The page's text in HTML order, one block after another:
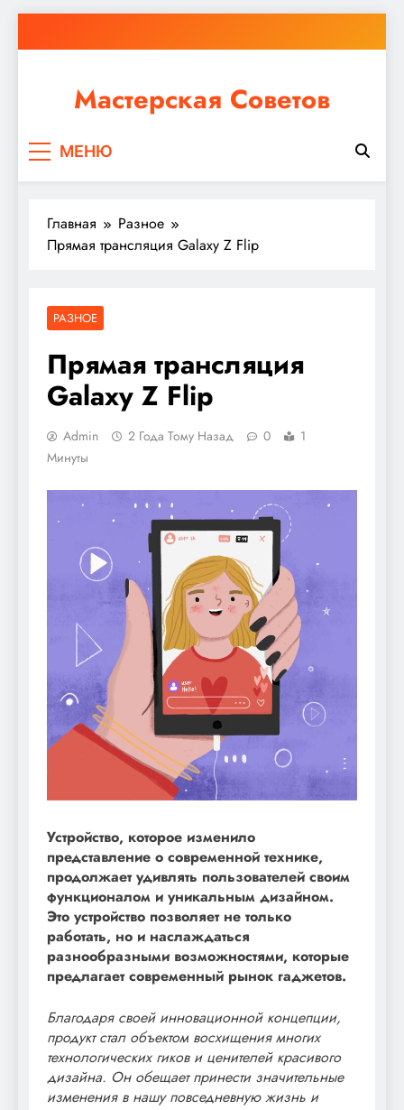
к
Мастерская Советов
ремонт или крупное строительство, в Мастерской
МЕНЮ
Главная
Разное
Прямая трансляция Galaxy Z Flip
РАЗНОЕ
Прямая трансляция
Galaxy Z Flip
Admin 2 Года Тому Назад 0
1
Минуты
Устройство, которое изменило
представление о современной технике,
продолжает удивлять пользователей своим
функционалом и уникальным дизайном.
Это устройство позволяет не только
работать, но и наслаждаться
разнообразными возможностями, которые
предлагает современный рынок гаджетов.
Благодаря своей инновационной концепции,
продукт стал объектом восхищения многих
технологических гиков и ценителей красивого
дизайна. Он обещает принести значительные
изменения в нашу повседневную жизнь и